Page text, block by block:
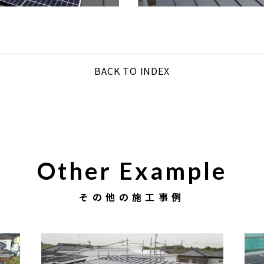
BACK TO INDEX
Other Example
その他の施工事例